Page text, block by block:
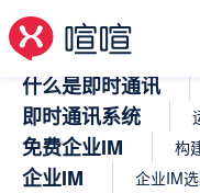
什么是即时通讯
即时通讯系统
免费企业IM 构
企业IM 企业IM